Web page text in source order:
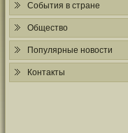
События в стране
Общество
Популярные новости
Контакты